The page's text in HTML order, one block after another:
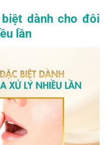
dành cho đôi
lần